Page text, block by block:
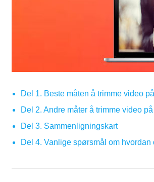
Del 1. Beste måten å trimme video
Del 2. Andre måter å trimme video
Del 3. Sammenligningskart
Del 4. Vanlige spørsmål om